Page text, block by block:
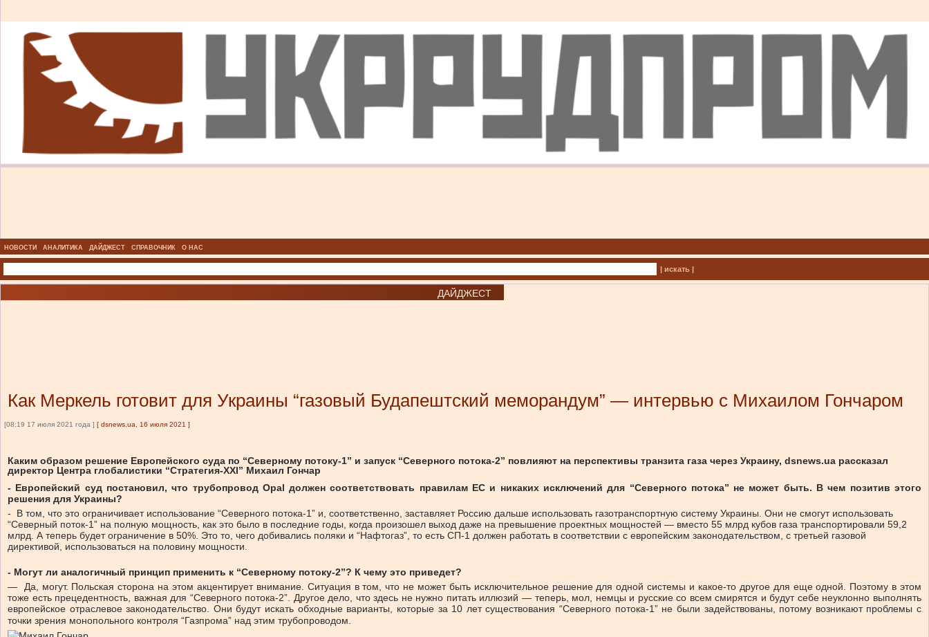
НОВОСТИ АНАЛИТИКА ДАЙДЖЕСТ СПРАВОЧНИК О НАС
| искать |
ДАЙДЖЕСТ
Как Меркель готовит для Украины “газовый Будапештский меморандум” — интервью с Михаилом Гончаром
[08:19 17 июля 2021 года ] [ dsnews.ua, 16 июля 2021 ]
Каким образом решение Европейского суда по “Северному потоку-1” и запуск “Северного потока-2” повлияют на перспективы транзита газа через Украину, dsnews.ua рассказал
директор Центра глобалистики “Стратегия-ХХI” Михаил Гончар
- Европейский суд постановил, что трубопровод Opal должен соответствовать правилам ЕС и никаких исключений для “Северного потока” не может быть. В чем позитив этого
решения для Украины?
- В том, что это ограничивает использование “Северного потока-1” и, соответственно, заставляет Россию дальше использовать газотранспортную систему Украины. Они не смогут использовать
“Северный поток-1” на полную мощность, как это было в последние годы, когда произошел выход даже на превышение проектных мощностей — вместо 55 млрд кубов газа транспортировали 59,2
млрд. А теперь будет ограничение в 50%. Это то, чего добивались поляки и “Нафтогаз”, то есть СП-1 должен работать в соответствии с европейским законодательством, с третьей газовой
директивой, использоваться на половину мощности.
- Могут ли аналогичный принцип применить к “Северному потоку-2”? К чему это приведет?
— Да, могут. Польская сторона на этом акцентирует внимание. Ситуация в том, что не может быть исключительное решение для одной системы и какое-то другое для еще одной. Поэтому в этом
тоже есть прецедентность, важная для “Северного потока-2”. Другое дело, что здесь не нужно питать иллюзий — теперь, мол, немцы и русские со всем смирятся и будут себе неуклонно выполнять
европейское отраслевое законодательство. Они будут искать обходные варианты, которые за 10 лет существования “Северного потока-1” не были задействованы, потому возникают проблемы с
точки зрения монопольного контроля “Газпрома” над этим трубопроводом.